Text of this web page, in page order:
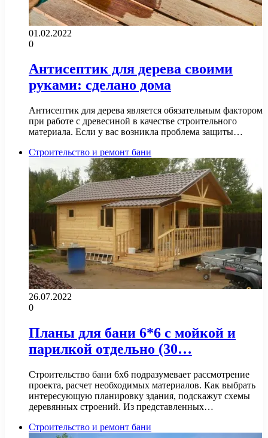
01.02.2022
0
Антисептик для дерева своими
руками: сделано дома
Антисептик для дерева является обязательным фактором
при работе с древесиной в качестве строительного
материала. Если у вас возникла проблема защиты…
Строительство и ремонт бани
26.07.2022
0
Планы для бани 6*6 с мойкой и
парилкой отдельно (30…
Строительство бани 6х6 подразумевает рассмотрение
проекта, расчет необходимых материалов. Как выбрать
интересующую планировку здания, подскажут схемы
деревянных строений. Из представленных…
Строительство и ремонт бани